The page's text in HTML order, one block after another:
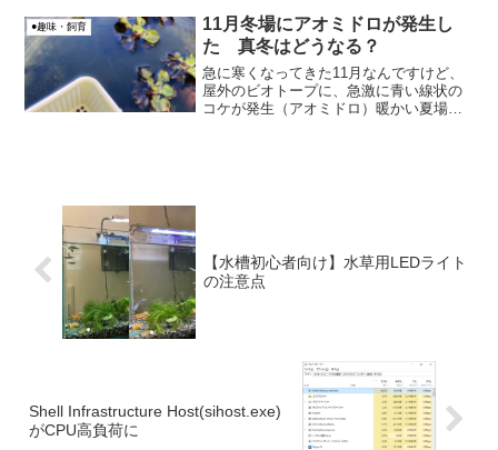
●趣味・飼育
11月冬場にアオミドロが発生し
た 真冬はどうなる？
急に寒くなってきた11月なんですけど、
屋外のビオトープに、急激に青い線状の
コケが発生（アオミドロ）暖かい夏場な
【水槽初心者向け】水草用LEDライト
の注意点
Shell Infrastructure Host(sihost.exe)
がCPU高負荷に